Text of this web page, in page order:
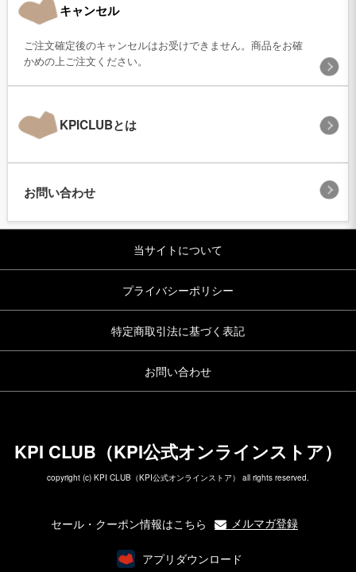
キャンセル
ご注文確定後のキャンセルはお受けできません。商品をお確
かめの上ご注文ください。
KPICLUBとは
お問い合わせ
当サイトについて
プライバシーポリシー
特定商取引法に基づく表記
お問い合わせ
KPI CLUB（KPI公式オンラインストア）
copyright (c) KPI CLUB（KPI公式オンラインストア） all rights reserved.
セール・クーポン情報はこちら メルマガ登録
アプリダウンロード